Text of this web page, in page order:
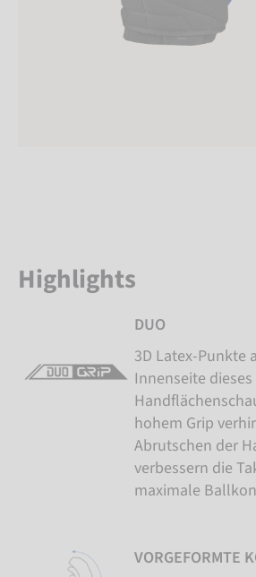
Highlights
DUO
3D Latex-Punkte
Innenseite dieses
hohem Grip
Abrutschen der
verbessern die
maximale
VORGEFORMTE